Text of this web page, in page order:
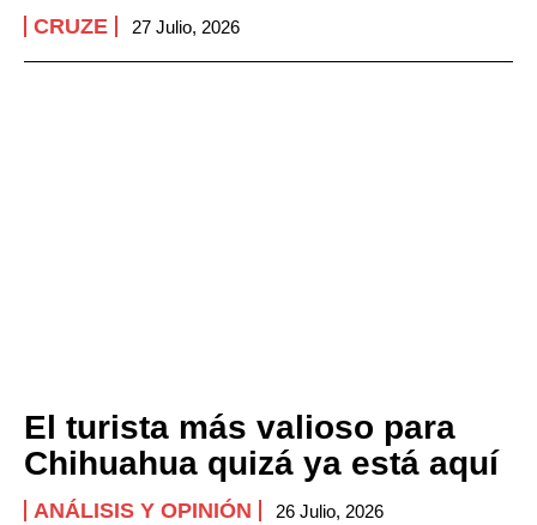
CRUZE 27 Julio, 2026
El turista más valioso para
Chihuahua quizá ya está aquí
ANÁLISIS Y OPINIÓN 26 Julio, 2026